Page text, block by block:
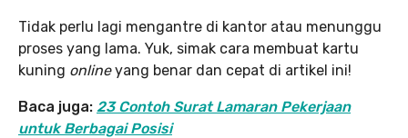
Tidak perlu lagi mengantre di kantor atau menunggu
proses yang lama. Yuk, simak cara membuat kartu
kuning onlineyang benar dan cepat di artikel ini!
Baca juga: 23 Contoh Surat Lamaran Pekerjaan
untuk Berbagai Posisi